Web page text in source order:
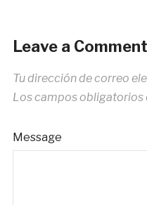
Leave a Comment
Tu dirección de correo
Los campos obligatorios
Message